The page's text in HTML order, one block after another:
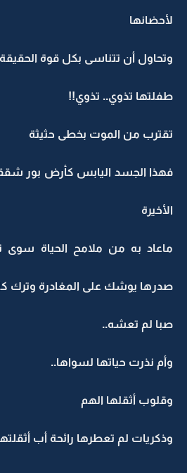
لأحضانها
وتحاول أن تتناسى بكل قوة الحقيقة
طفلتها تذوي.. تذوي!!
تقترب من الموت بخطى حثيثة
فهذا الجسد اليابس كأرض بور
الأخيرة
ماعاد به من ملامح الحياة
صدرها يوشك على المغادرة وترك
صبا لم تعشه..
وأم نذرت حياتها لسواها..
وقلوب أثقلها الهم
وذكريات لم تعطرها رائحة أب